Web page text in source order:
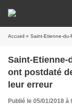
Accueil » Saint-Etienne-du-
Saint-Etienne-
ont postdaté
leur erreur
Publié le 05/01/2018 à